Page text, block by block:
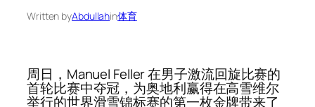
Written byAbdullahin体育
周日，Manuel Feller 在男子激流回旋比赛的
首轮比赛中夺冠，为奥地利赢得在高雪维尔
举行的世界滑雪锦标赛的第一枚金牌带来了